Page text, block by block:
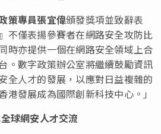
策專員張宜偉頒發獎項並致辭表
不僅表揚參賽者在網路安全攻防比
時亦提供一個在網路安全領域上合
。數字政策辦公室將繼續鼓勵資訊
全人才的發展，以應對日益複雜的
港發展成為國際創新科技中心。」
球網安人才交流